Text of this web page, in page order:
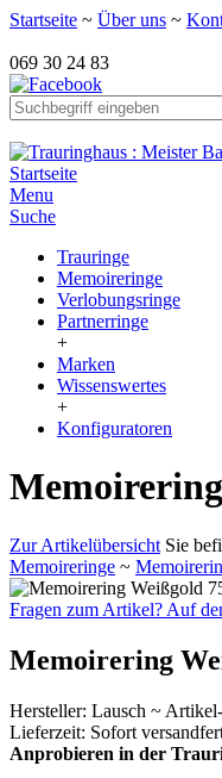
Startseite ~ Über uns ~
069 30 24 83
Startseite
Menu
Suche
Trauringe
Memoireringe
Verlobungsringe
Partnerringe
+
Marken
Wissenswertes
+
Konfiguratoren
Zur Artikelübersicht Sie
Memoireringe ~
Fragen zum Artikel? Auf
Memoirering
Hersteller: Lausch ~
Lieferzeit: Sofort
Anprobieren in der